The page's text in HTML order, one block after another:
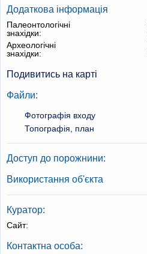
Додаткова інформація
Палеонтологічні
знахідки:
Археологічні
знахідки:
Подивитись на карті
Файли:
Фотографія входу
Топографія, план
Доступ до порожнини:
Використання об'єкта
Куратор:
Сайт:
Контактна особа: